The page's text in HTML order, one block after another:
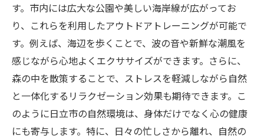
地域コミュニティでの健康イベント参加
地域の伝統料理を健康的にアレンジ
日立市のカフェで楽しむ健康ランチ
地元の市場を活用した効率的な食品購入
パーソナルジムの活用で無理なく続けられるダ
イエット法
パーソナルジムでの個別トレーニングの魅
す。市内には広大な公園や美しい海岸線が広がってお
り、これらを利用したアウトドアトレーニングが可能で
す。例えば、海辺を歩くことで、波の音や新鮮な潮風を
感じながら心地よくエクササイズができます。さらに、
森の中を散策することで、ストレスを軽減しながら自然
と一体化するリラクゼーション効果も期待できます。こ
のように日立市の自然環境は、身体だけでなく心の健康
にも寄与します。特に、日々の忙しさから離れ、自然の